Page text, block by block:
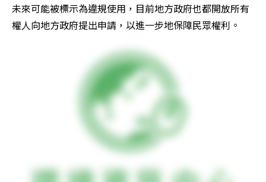
未來可能被標示為違規使用，目前地方政府也都開放所有
權人向地方政府提出申請，以進一步地保障民眾權利。